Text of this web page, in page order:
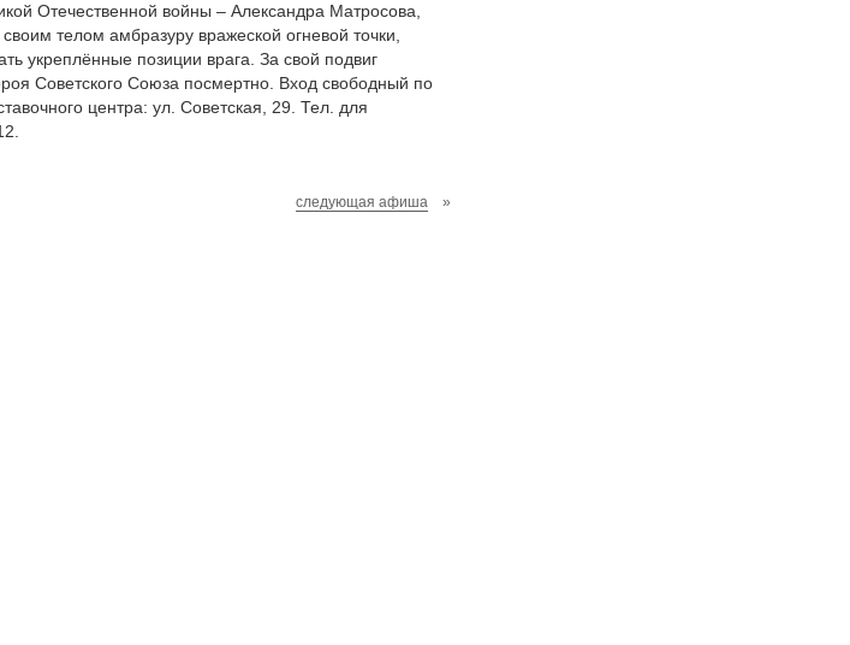
Отечественной войны – Александра Матросова,
телом амбразуру вражеской огневой точки,
укреплённые позиции врага. За свой подвиг
Советского Союза посмертно. Вход свободный по
центра: ул. Советская, 29. Тел. для
следующая афиша »